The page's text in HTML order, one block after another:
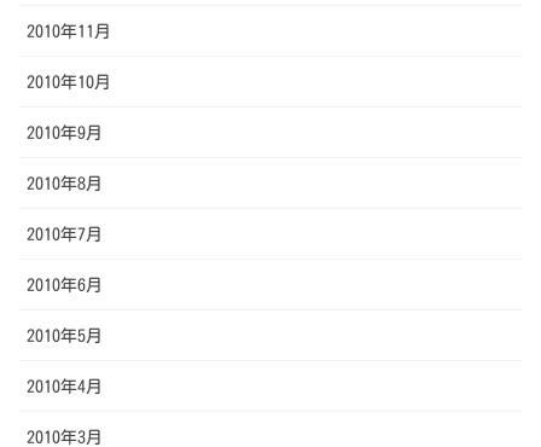
2010年11月
2010年10月
2010年9月
2010年8月
2010年7月
2010年6月
2010年5月
2010年4月
2010年3月